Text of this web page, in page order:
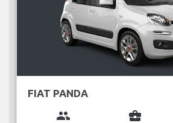
FIAT PANDA
group business_center